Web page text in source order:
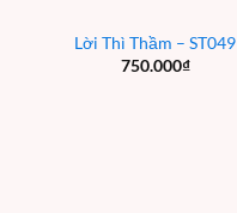
Lời Thì Thầm – ST049
750.000₫